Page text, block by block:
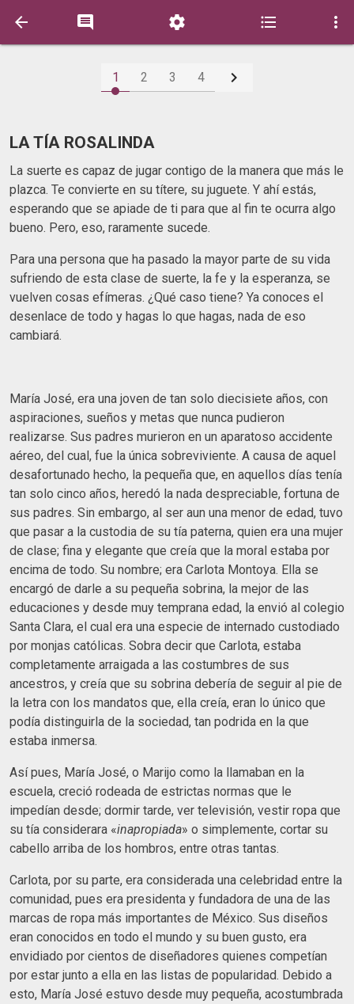
    
1 2 3 4 
LA TÍA ROSALINDA
La suerte es capaz de jugar contigo de la manera que más le
plazca. Te convierte en su títere, su juguete. Y ahí estás,
esperando que se apiade de ti para que al fin te ocurra algo
bueno. Pero, eso, raramente sucede.
Para una persona que ha pasado la mayor parte de su vida
sufriendo de esta clase de suerte, la fe y la esperanza, se
vuelven cosas efímeras. ¿Qué caso tiene? Ya conoces el
desenlace de todo y hagas lo que hagas, nada de eso
cambiará.
María José, era una joven de tan solo diecisiete años, con
aspiraciones, sueños y metas que nunca pudieron
realizarse. Sus padres murieron en un aparatoso accidente
aéreo, del cual, fue la única sobreviviente. A causa de aquel
desafortunado hecho, la pequeña que, en aquellos días tenía
tan solo cinco años, heredó la nada despreciable, fortuna de
sus padres. Sin embargo, al ser aun una menor de edad, tuvo
que pasar a la custodia de su tía paterna, quien era una mujer
de clase; fina y elegante que creía que la moral estaba por
encima de todo. Su nombre; era Carlota Montoya. Ella se
encargó de darle a su pequeña sobrina, la mejor de las
educaciones y desde muy temprana edad, la envió al colegio
Santa Clara, el cual era una especie de internado custodiado
por monjas católicas. Sobra decir que Carlota, estaba
completamente arraigada a las costumbres de sus
ancestros, y creía que su sobrina debería de seguir al pie de
la letra con los mandatos que, ella creía, eran lo único que
podía distinguirla de la sociedad, tan podrida en la que
estaba inmersa.
Así pues, María José, o Marijo como la llamaban en la
escuela, creció rodeada de estrictas normas que le
impedían desde; dormir tarde, ver televisión, vestir ropa que
su tía considerara «inapropiada» o simplemente, cortar su
cabello arriba de los hombros, entre otras tantas.
Carlota, por su parte, era considerada una celebridad entre la
comunidad, pues era presidenta y fundadora de una de las
marcas de ropa más importantes de México. Sus diseños
eran conocidos en todo el mundo y su buen gusto, era
envidiado por cientos de diseñadores quienes competían
por estar junto a ella en las listas de popularidad. Debido a
esto, María José estuvo desde muy pequeña, acostumbrada